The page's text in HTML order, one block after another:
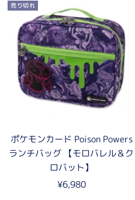
価
格
売り切れ
ポケモンカード Poison Powers
ランチバッグ 【モロバレル＆ク
ロバット】
セ
¥6,980